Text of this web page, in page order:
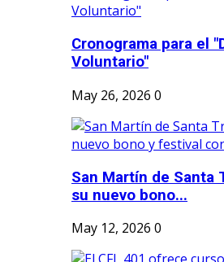
Cronograma para el
Voluntario"
May 26, 2026 0
San Martín de Santa
su nuevo bono...
May 12, 2026 0